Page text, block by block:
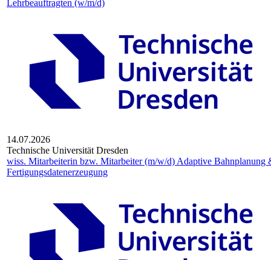
Lehrbeauftragten (w/m/d)
14.07.2026
Technische Universität Dresden
wiss. Mitarbeiterin bzw. Mitarbeiter (m/w/d) Adaptive Bahnplanung
Fertigungsdatenerzeugung